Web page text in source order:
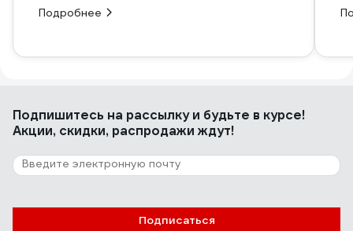
Подробнее
Подпишитесь на рассылкуи будьте в курсе!
Акции, скидки, распродажи ждут!
Подписаться